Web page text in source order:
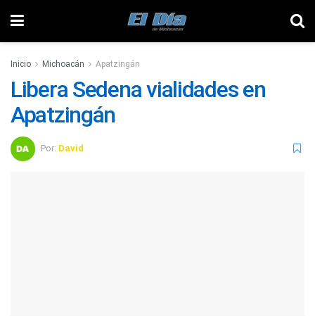
Inicio Michoacán Apatzingán
Libera Sedena vialidades en
Apatzingán
Por: David